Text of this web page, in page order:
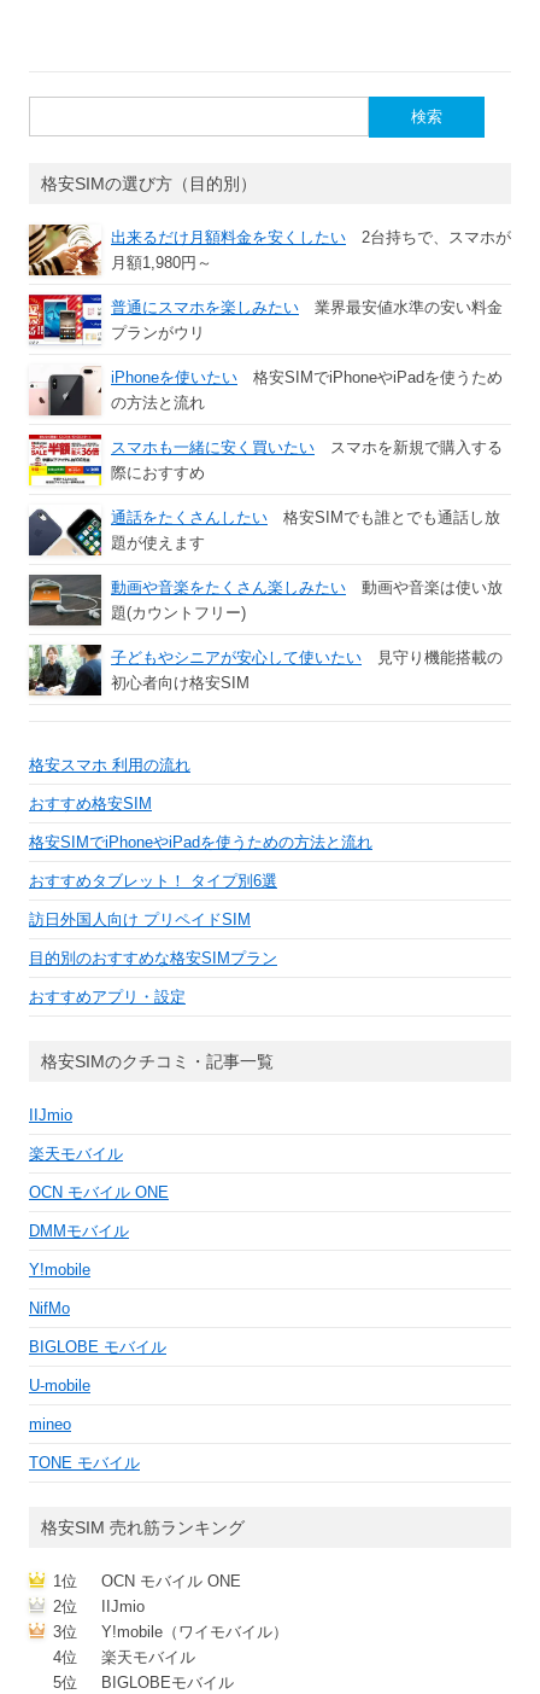
索:
格安SIMの選び方（目的別）
出来るだけ月額料金を安くしたい 2台持ちで、スマホが
月額1,980円～
普通にスマホを楽しみたい 業界最安値水準の安い料金
プランがウリ
iPhoneを使いたい 格安SIMでiPhoneやiPadを使うため
の方法と流れ
スマホも一緒に安く買いたい スマホを新規で購入する
際におすすめ
通話をたくさんしたい 格安SIMでも誰とでも通話し放
題が使えます
動画や音楽をたくさん楽しみたい 動画や音楽は使い放
題(カウントフリー)
子どもやシニアが安心して使いたい 見守り機能搭載の
初心者向け格安SIM
格安スマホ 利用の流れ
おすすめ格安SIM
格安SIMでiPhoneやiPadを使うための方法と流れ
おすすめタブレット！ タイプ別6選
訪日外国人向け プリペイドSIM
目的別のおすすめな格安SIMプラン
おすすめアプリ・設定
格安SIMのクチコミ・記事一覧
IIJmio
楽天モバイル
OCN モバイル ONE
DMMモバイル
Y!mobile
NifMo
BIGLOBE モバイル
U-mobile
mineo
TONE モバイル
格安SIM 売れ筋ランキング
1位
OCN モバイル ONE
2位
IIJmio
3位
Y!mobile（ワイモバイル）
4位
楽天モバイル
5位
BIGLOBEモバイル